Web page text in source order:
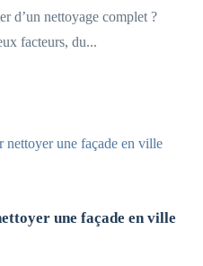
d’un nettoyage complet ?
facteurs, du...
une façade en ville